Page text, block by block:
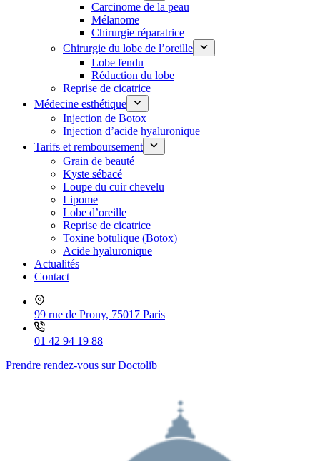
Carcinome de la peau
Mélanome
Chirurgie réparatrice
Chirurgie du lobe de l’oreille
Lobe fendu
Réduction du lobe
Reprise de cicatrice
Médecine esthétique
Injection de Botox
Injection d’acide hyaluronique
Tarifs et remboursement
Grain de beauté
Kyste sébacé
Loupe du cuir chevelu
Lipome
Lobe d’oreille
Reprise de cicatrice
Toxine botulique (Botox)
Acide hyaluronique
Actualités
Contact
99 rue de Prony, 75017 Paris
01 42 94 19 88
Prendre rendez-vous sur Doctolib